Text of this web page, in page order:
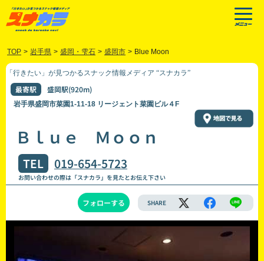
TOP > 岩手県 > 盛岡・雫石 > 盛岡市 > Blue Moon
「行きたい」が見つかるスナック情報メディア “スナカラ”
最寄駅 盛岡駅(920m)
岩手県盛岡市菜園1-11-18 リージェント菜園ビル４F
Ｂｌｕｅ Ｍｏｏｎ
TEL 019-654-5723
お問い合わせの際は「スナカラ」を見たとお伝え下さい
フォローする SHARE